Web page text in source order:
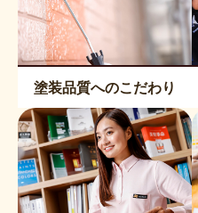
塗装品質へのこだわり